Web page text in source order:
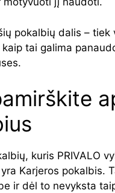
pokalbių dalis –
tai galima
kuris PRIVALO
Karjeros pokalbis.
ir dėl to nevyksta